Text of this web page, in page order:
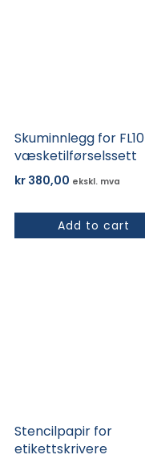
Skuminnlegg for FL10
væsketilførselssett
kr 380,00 ekskl. mva
Add to cart
Stencilpapir for
etikettskrivere
produktsiden